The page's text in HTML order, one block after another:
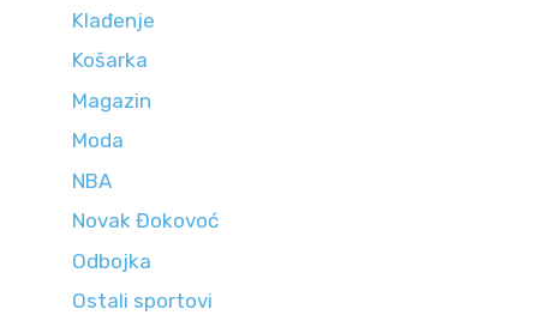
Klađenje
Košarka
Magazin
Moda
NBA
Novak Đokovoć
Odbojka
Ostali sportovi